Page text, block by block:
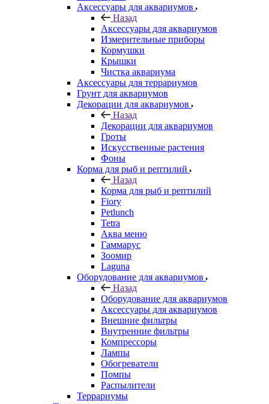
Аксессуары для аквариумов
Назад
Аксессуары для аквариумов
Измерительные приборы
Кормушки
Крышки
Чистка аквариума
Аксессуары для террариумов
Грунт для аквариумов
Декорации для аквариумов
Назад
Декорации для аквариумов
Гроты
Искусственные растения
Фоны
Корма для рыб и рептилий
Назад
Корма для рыб и рептилий
Fiory
Petlunch
Tetra
Аква меню
Гаммарус
Зоомир
Laguna
Оборудование для аквариумов
Назад
Оборудование для аквариумов
Аксессуары для аквариумов
Внешние фильтры
Внутренние фильтры
Компрессоры
Лампы
Обогреватели
Помпы
Распылители
Террариумы